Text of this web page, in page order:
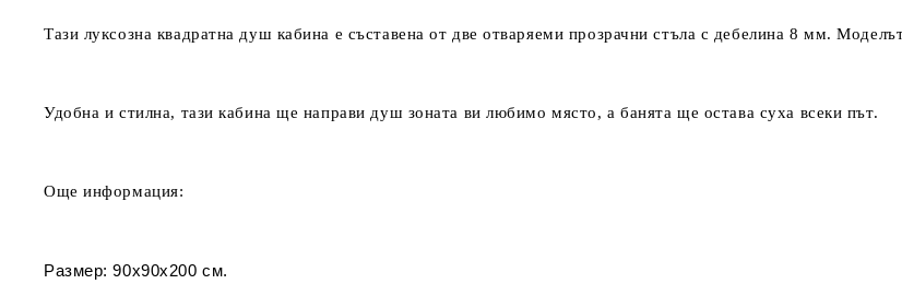
Тази луксозна квадратна душ кабина е съставенаот две отваряеми прозрачни стъла с дебелина 8 мм.
Удобна и стилна, тази кабина ще направи душ зоната ви любимо място, а банята ще остава суха всеки път.
Още информация:
Размер: 90х90х200 см.